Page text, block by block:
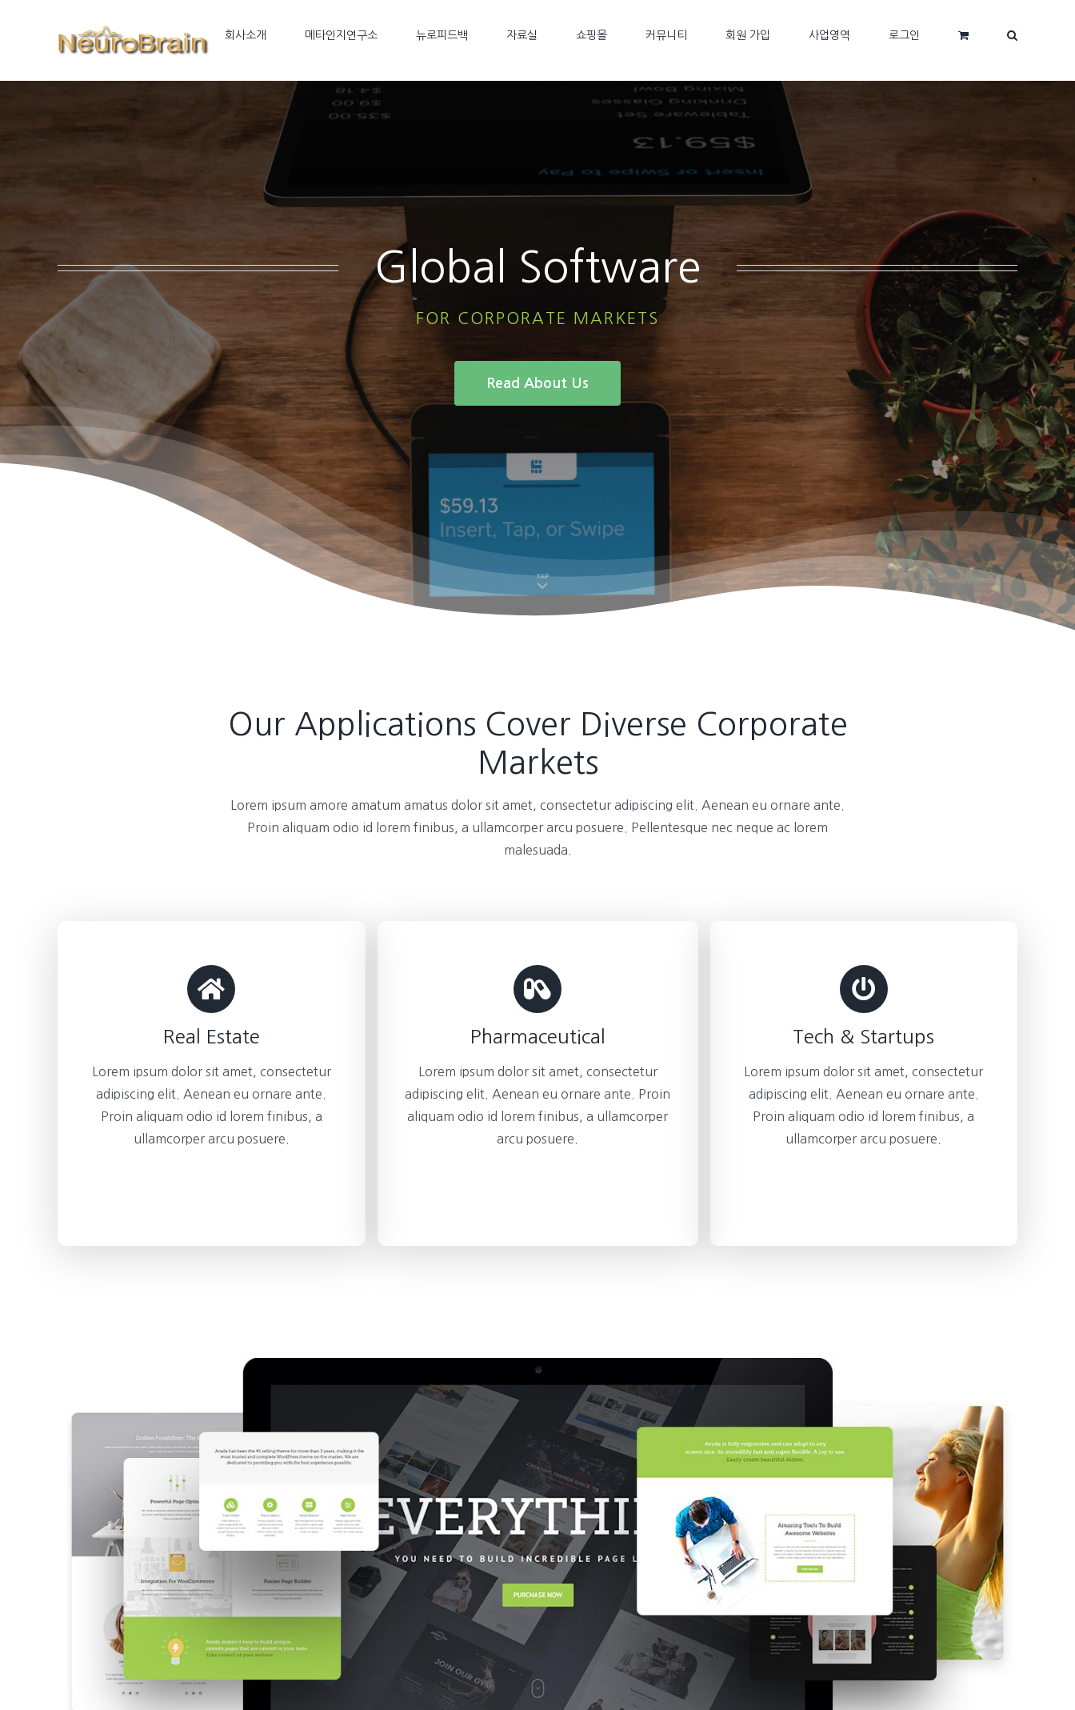
회사소개 메타인지연구소 뉴로피드백 자료실 쇼핑몰 커뮤니티 회원 가입 사업영역 로그인
Global Software
FOR CORPORATE MARKETS
Read About Us
Our Applications Cover Diverse Corporate
Markets
Lorem ipsum amore amatum amatus dolor sit amet, consectetur adipiscing elit. Aenean eu ornare ante.
Proin aliquam odio id lorem finibus, a ullamcorper arcu posuere. Pellentesque nec neque ac lorem
malesuada.
Real Estate
Lorem ipsum dolor sit amet, consectetur
adipiscing elit. Aenean eu ornare ante.
Proin aliquam odio id lorem finibus, a
ullamcorper arcu posuere.
Pharmaceutical
Lorem ipsum dolor sit amet, consectetur
adipiscing elit. Aenean eu ornare ante. Proin
aliquam odio id lorem finibus, a ullamcorper
arcu posuere.
Tech & Startups
Lorem ipsum dolor sit amet, consectetur
adipiscing elit. Aenean eu ornare ante.
Proin aliquam odio id lorem finibus, a
ullamcorper arcu posuere.